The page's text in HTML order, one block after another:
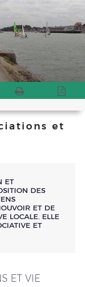
et
ET
DES
ET DE
LOCALE. ELLE
ET
ET VIE